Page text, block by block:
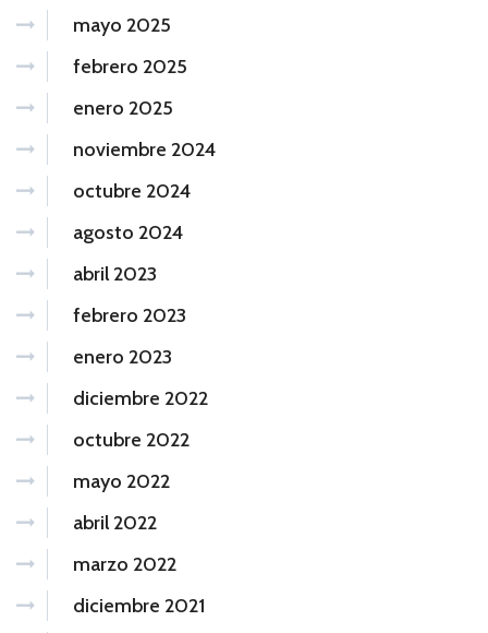
mayo 2025
febrero 2025
enero 2025
noviembre 2024
octubre 2024
agosto 2024
abril 2023
febrero 2023
enero 2023
diciembre 2022
octubre 2022
mayo 2022
abril 2022
marzo 2022
diciembre 2021